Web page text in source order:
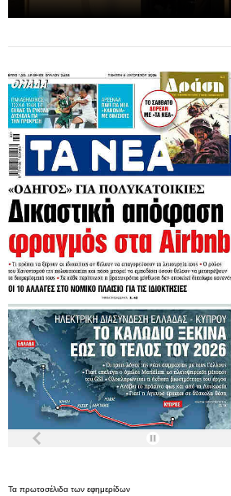
Τα πρωτοσέλιδα των εφημερίδων